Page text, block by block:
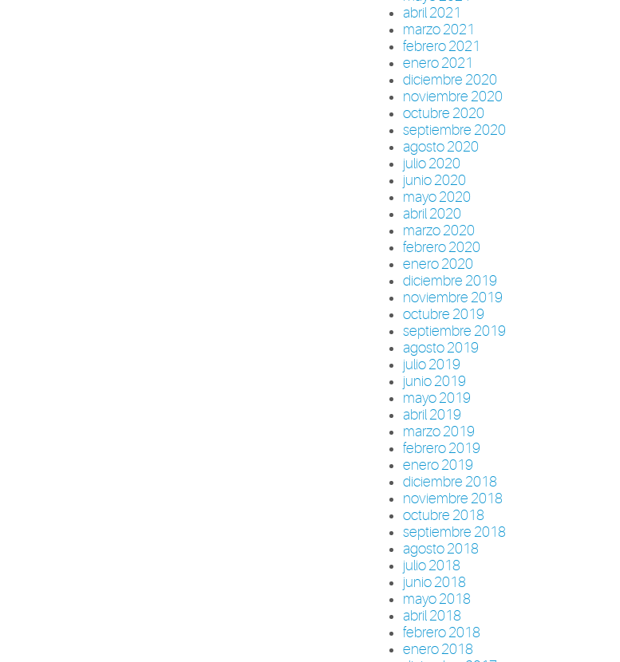
abril 2021
marzo 2021
febrero 2021
enero 2021
diciembre 2020
noviembre 2020
octubre 2020
septiembre 2020
agosto 2020
julio 2020
junio 2020
mayo 2020
abril 2020
marzo 2020
febrero 2020
enero 2020
diciembre 2019
noviembre 2019
octubre 2019
septiembre 2019
agosto 2019
julio 2019
junio 2019
mayo 2019
abril 2019
marzo 2019
febrero 2019
enero 2019
diciembre 2018
noviembre 2018
octubre 2018
septiembre 2018
agosto 2018
julio 2018
junio 2018
mayo 2018
abril 2018
febrero 2018
enero 2018